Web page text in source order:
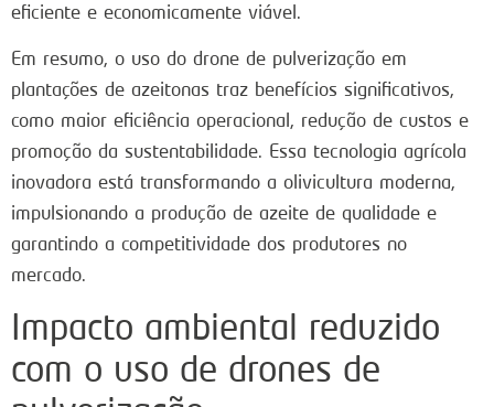
eficiente e economicamente viável.
Em resumo, o uso do drone de pulverização em
plantações de azeitonas traz benefícios significativos,
como maior eficiência operacional, redução de custos e
promoção da sustentabilidade. Essa tecnologia agrícola
inovadora está transformando a olivicultura moderna,
impulsionando a produção de azeite de qualidade e
garantindo a competitividade dos produtores no
mercado.
Impacto ambiental reduzido
com o uso de drones de